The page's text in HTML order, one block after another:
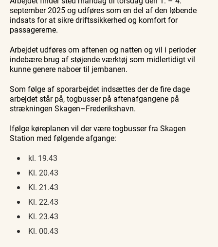
september 2025 og udføres som en del af den løbende
indsats for at sikre driftssikkerhed og komfort for
passagererne.
Arbejdet udføres om aftenen og natten og vil i perioder
indebære brug af støjende værktøj som midlertidigt vil
kunne genere naboer til jernbanen.
Som følge af sporarbejdet indsættes der de fire dage
arbejdet står på, togbusser på aftenafgangene på
strækningen Skagen–Frederikshavn.
Ifølge køreplanen vil der være togbusser fra Skagen
Station med følgende afgange:
kl. 19.43
Kl. 20.43
Kl. 21.43
Kl. 22.43
Kl. 23.43
Kl. 00.43